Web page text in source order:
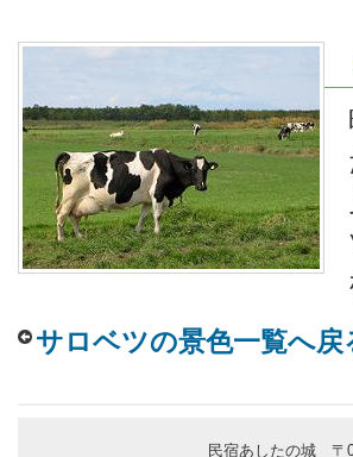
サロベツの景色一覧へ戻
民宿あしたの城 〒